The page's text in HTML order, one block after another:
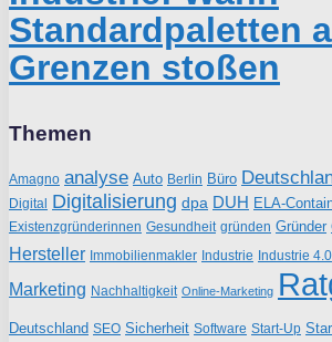
Standardpaletten
Grenzen stoßen
Themen
Amagno analyse Auto Berlin Büro
Digital Digitalisierung dpa DUH ELA-
Existenzgründerinnen Gesundheit gründen Gründer
Hersteller Immobilienmakler Industrie Industrie 4.0
Marketing Nachhaltigkeit Online-Marketing
Deutschland SEO Sicherheit Software Start-Up